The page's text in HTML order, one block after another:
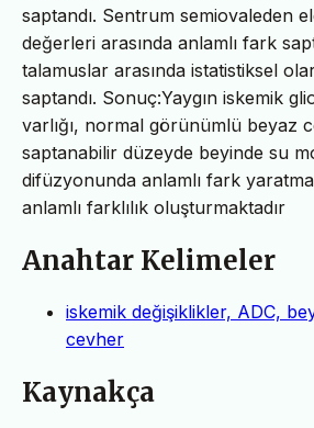
saptandı. Sentrum semiovaleden
değerleri arasında anlamlı fark
talamuslar arasında istatistiksel
saptandı. Sonuç:Yaygın iskemik
varlığı, normal görünümlü beyaz
saptanabilir düzeyde beyinde su
difüzyonunda anlamlı fark
anlamlı farklılık oluşturmaktadır
Anahtar Kelimeler
iskemik değişiklikler, ADC,
cevher
Kaynakça